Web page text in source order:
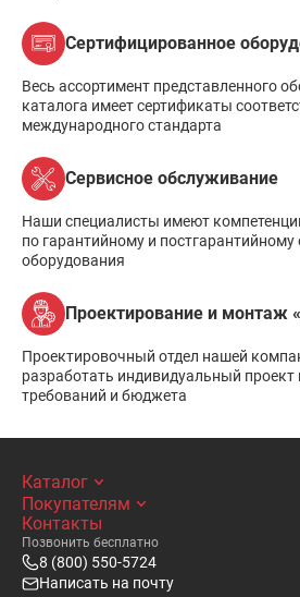
Сертифицированное
Весь ассортимент представленного
каталога имеет сертификаты
международного стандарта
Сервисное обслуживание
Наши специалисты имеют
по гарантийному и
оборудования
Проектирование и монтаж
Проектировочный отдел нашей
разработать индивидуальный проект
требований и бюджета
Каталог
Покупателям
Контакты
Позвонить бесплатно
8 (800) 550-5724
Написать на почту